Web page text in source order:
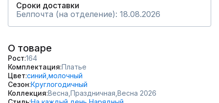
Сроки доставки
Белпочта (на отделение): 18.08.2026
О товаре
Рост 164
Комплектация Платье
Цвет синий, молочный
Сезон Круглогодичный
Коллекция Весна, Праздничная, Весна 2026